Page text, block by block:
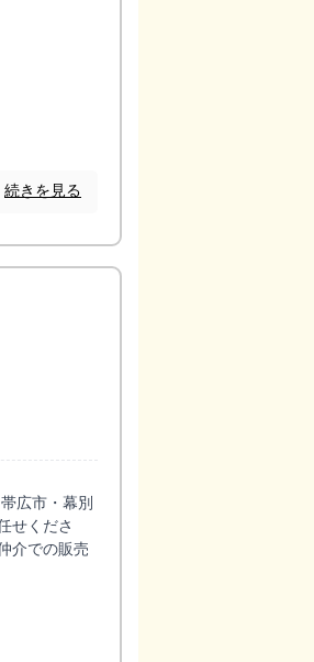
続きを見る
広市・幕別
せくださ
介での販売